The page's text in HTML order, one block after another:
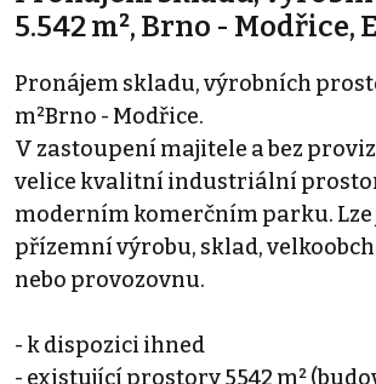
5.542 m², Brno - Modřice,
Pronájem skladu, výrobních
m²Brno - Modřice.
V zastoupení majitele a bez
velice kvalitní industriální
moderním komerčním parku. Lze
přízemní výrobu, sklad,
nebo provozovnu.
- k dispozici ihned
- existující prostory 5542 m²